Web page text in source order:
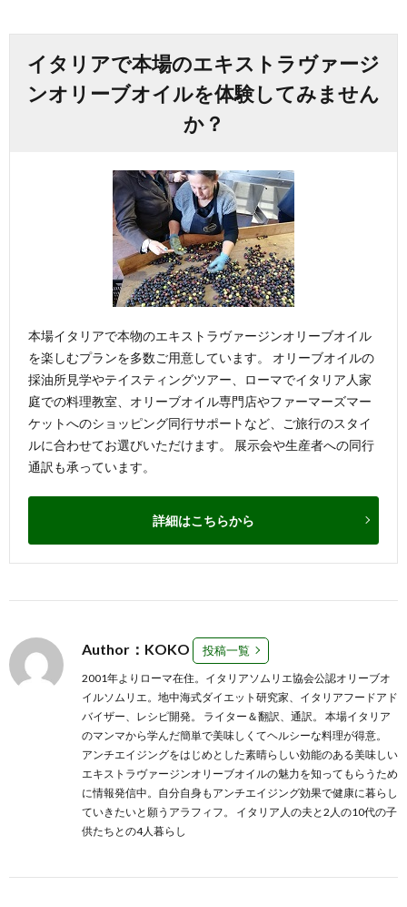
イタリアで本場のエキストラヴァージ
ンオリーブオイルを体験してみません
か？
本場イタリアで本物のエキストラヴァージンオリーブオイル
を楽しむプランを多数ご用意しています。 オリーブオイルの
採油所見学やテイスティングツアー、ローマでイタリア人家
庭での料理教室、オリーブオイル専門店やファーマーズマー
ケットへのショッピング同行サポートなど、ご旅行のスタイ
ルに合わせてお選びいただけます。 展示会や生産者への同行
通訳も承っています。
詳細はこちらから
Author：KOKO 投稿一覧
2001年よりローマ在住。イタリアソムリエ協会公認オリーブオ
イルソムリエ。地中海式ダイエット研究家、イタリアフードアド
バイザー、レシピ開発。 ライター＆翻訳、通訳。 本場イタリア
のマンマから学んだ簡単で美味しくてヘルシーな料理が得意。
アンチエイジングをはじめとした素晴らしい効能のある美味しい
エキストラヴァージンオリーブオイルの魅力を知ってもらうため
に情報発信中。自分自身もアンチエイジング効果で健康に暮らし
ていきたいと願うアラフィフ。 イタリア人の夫と2人の10代の子
供たちとの4人暮らし